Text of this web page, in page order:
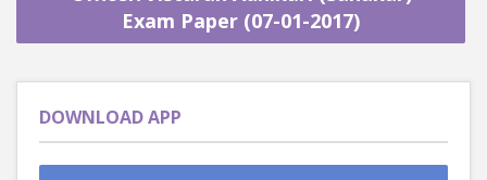
Exam Paper (07-01-2017)
DOWNLOAD APP